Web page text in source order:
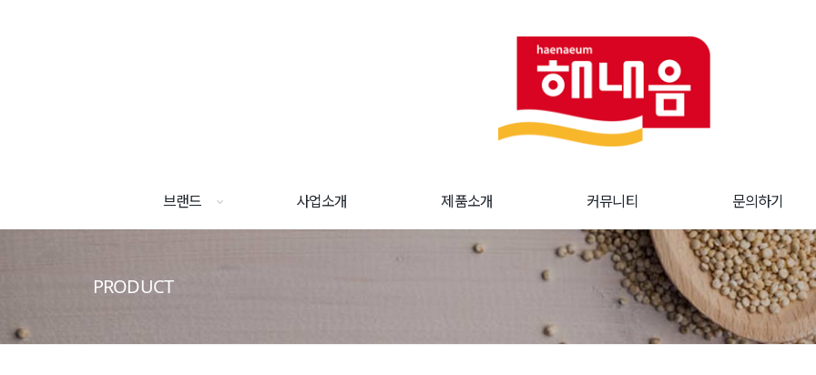
브랜드 사업소개 제품소개 커뮤니티 문의하기
PRODUCT